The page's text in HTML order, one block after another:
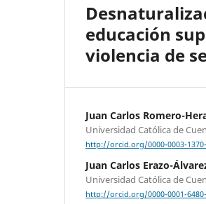
educación
violencia de
Juan Carlos Romero-
Universidad Católica de
http://orcid.org/0000-0003-
Juan Carlos Erazo-
Universidad Católica de
http://orcid.org/0000-0001-